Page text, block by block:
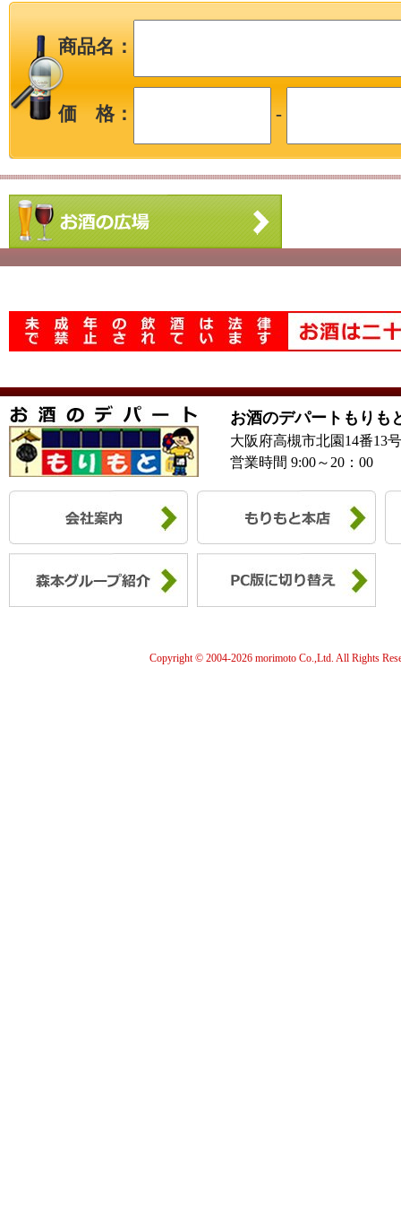
商品名：
価 格： -
お酒のデパートもりも
大阪府高槻市北園14番13
営業時間 9:00～20：00
Copyright © 2004-2026 morimoto Co.,Ltd. All Rights